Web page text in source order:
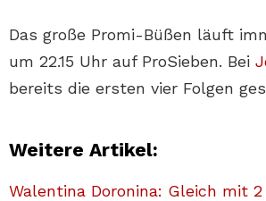
Das große Promi-Büßen läuft
um 22.15 Uhr auf ProSieben. Bei
bereits die ersten vier Folgen
Weitere Artikel:
Walentina Doronina: Gleich mit 2